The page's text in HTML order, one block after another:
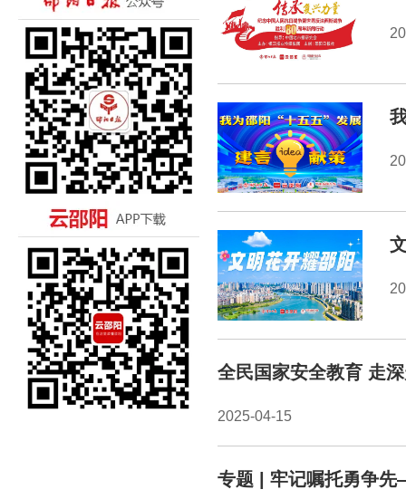
全民国家安全教育 走
2025-04-15
专题 | 牢记嘱托勇争